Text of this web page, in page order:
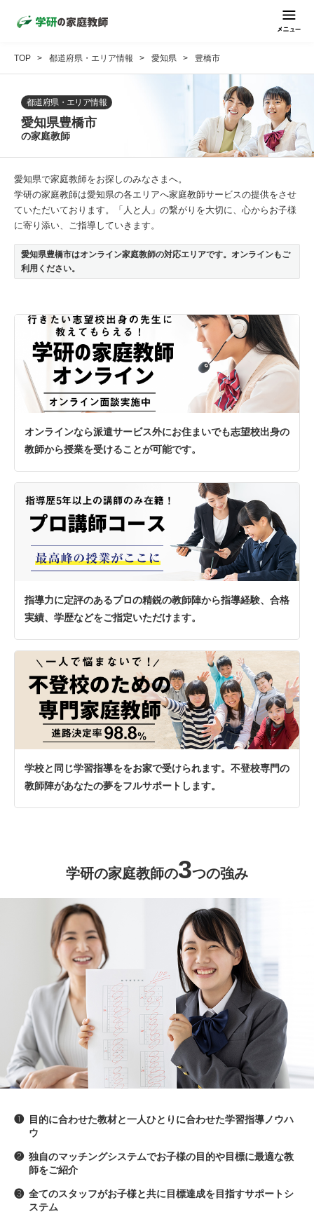
TOP 都道府県・エリア情報 愛知県 豊橋市
都道府県・エリア情報
愛知県豊橋市
の家庭教師
愛知県で家庭教師をお探しのみなさまへ。
学研の家庭教師は愛知県の各エリアへ家庭教師サービスの提供をさせ
ていただいております。「人と人」の繋がりを大切に、心からお子様
に寄り添い、ご指導していきます。
愛知県豊橋市はオンライン家庭教師の対応エリアです。オンラインもご
利用ください。
オンラインなら派遣サービス外にお住まいでも志望校出身の
教師から授業を受けることが可能です。
指導力に定評のあるプロの精鋭の教師陣から指導経験、合格
実績、学歴などをご指定いただけます。
学校と同じ学習指導ををお家で受けられます。不登校専門の
教師陣があなたの夢をフルサポートします。
学研の家庭教師の3つの強み
❶
目的に合わせた教材と一人ひとりに合わせた学習指導ノウハ
ウ
❷ 独自のマッチングシステムでお子様の目的や目標に最適な教
師をご紹介
❸ 全てのスタッフがお子様と共に目標達成を目指すサポートシ
ステム